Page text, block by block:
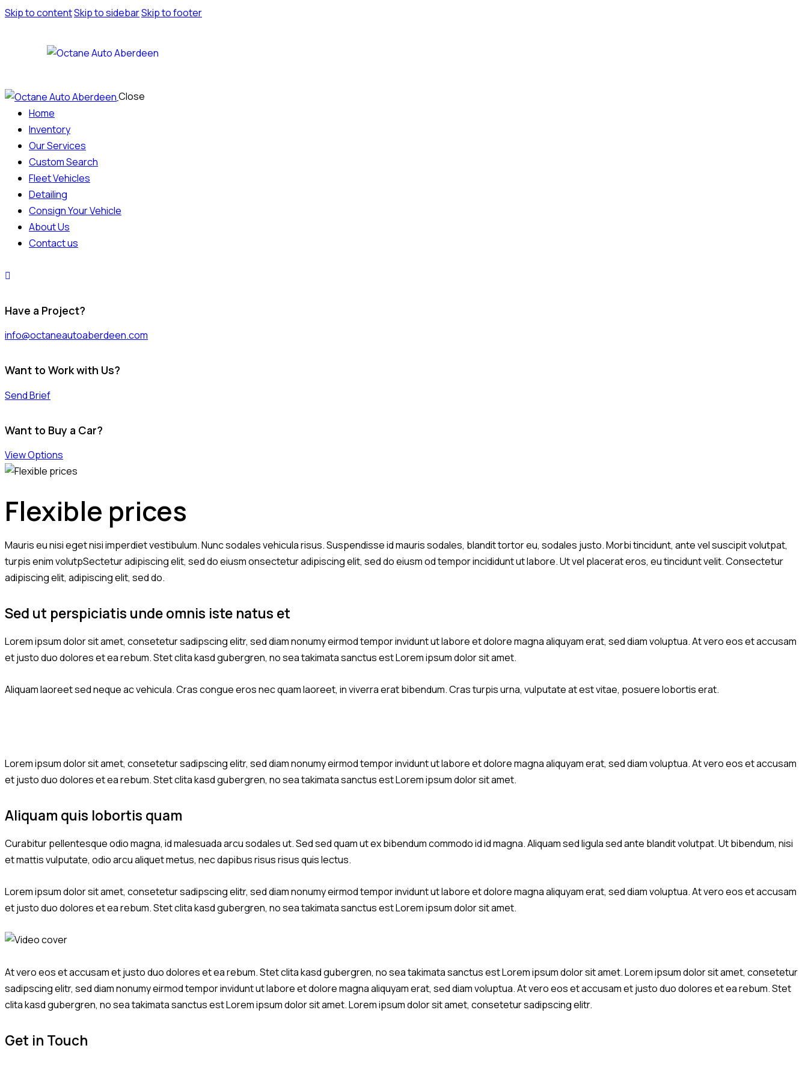
Skip to contentSkip to sidebarSkip to footer
Close
Home
Inventory
Our Services
Custom Search
Fleet Vehicles
Detailing
Consign Your Vehicle
About Us
Contact us
Have a Project?
info@octaneautoaberdeen.com
Want to Work with Us?
Send Brief
Want to Buy a Car?
View Options
Flexible prices
Mauris eu nisi eget nisi imperdiet vestibulum. Nunc sodales vehicula risus. Suspendisse id mauris sodales, blandit tortor eu, sodales justo. Morbi tincidunt, ante vel suscipit volutpat,
turpis enim volutpSectetur adipiscing elit, sed do eiusm onsectetur adipiscing elit, sed do eiusm od tempor incididunt ut labore. Ut vel placerat eros, eu tincidunt velit. Consectetur
adipiscing elit, adipiscing elit, sed do.
Sed ut perspiciatis unde omnis iste natus et
Lorem ipsum dolor sit amet, consetetur sadipscing elitr, sed diam nonumy eirmod tempor invidunt ut labore et dolore magna aliquyam erat, sed diam voluptua. At vero eos et accusam
et justo duo dolores et ea rebum. Stet clita kasd gubergren, no sea takimata sanctus est Lorem ipsum dolor sit amet.
Aliquam laoreet sed neque ac vehicula. Cras congue eros nec quam laoreet, in viverra erat bibendum. Cras turpis urna, vulputate at est vitae, posuere lobortis erat.
Lorem ipsum dolor sit amet, consetetur sadipscing elitr, sed diam nonumy eirmod tempor invidunt ut labore et dolore magna aliquyam erat, sed diam voluptua. At vero eos et accusam
et justo duo dolores et ea rebum. Stet clita kasd gubergren, no sea takimata sanctus est Lorem ipsum dolor sit amet.
Aliquam quis lobortis quam
Curabitur pellentesque odio magna, id malesuada arcu sodales ut. Sed sed quam ut ex bibendum commodo id id magna. Aliquam sed ligula sed ante blandit volutpat. Ut bibendum, nisi
et mattis vulputate, odio arcu aliquet metus, nec dapibus risus risus quis lectus.
Lorem ipsum dolor sit amet, consetetur sadipscing elitr, sed diam nonumy eirmod tempor invidunt ut labore et dolore magna aliquyam erat, sed diam voluptua. At vero eos et accusam
et justo duo dolores et ea rebum. Stet clita kasd gubergren, no sea takimata sanctus est Lorem ipsum dolor sit amet.
At vero eos et accusam et justo duo dolores et ea rebum. Stet clita kasd gubergren, no sea takimata sanctus est Lorem ipsum dolor sit amet. Lorem ipsum dolor sit amet, consetetur
sadipscing elitr, sed diam nonumy eirmod tempor invidunt ut labore et dolore magna aliquyam erat, sed diam voluptua. At vero eos et accusam et justo duo dolores et ea rebum. Stet
clita kasd gubergren, no sea takimata sanctus est Lorem ipsum dolor sit amet. Lorem ipsum dolor sit amet, consetetur sadipscing elitr.
Get in Touch